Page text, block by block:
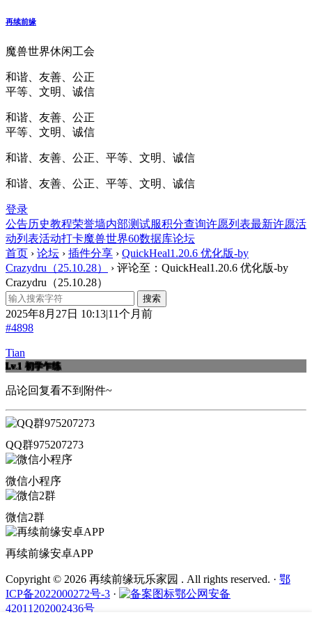
再续前缘
魔兽世界休闲工会
和谐、友善、公正
平等、文明、诚信
和谐、友善、公正
平等、文明、诚信
和谐、友善、公正、平等、文明、诚信
和谐、友善、公正、平等、文明、诚信
登录
公告历史教程荣誉墙内部测试服积分查询许愿列表最新许愿活
动列表活动打卡魔兽世界60数据库论坛
首页 › 论坛 › 插件分享 › QuickHeal1.20.6 优化版-by
Crazydru（25.10.28）
› 评论至：QuickHeal1.20.6 优化版-by
Crazydru（25.10.28）
2025年8月27日 10:13|11个月前
#4898
Tian
Lv.1 初学乍练
品论回复看不到附件~
QQ群975207273
微信小程序
微信2群
再续前缘安卓APP
Copyright © 2026 再续前缘玩乐家园 . All rights reserved. · 鄂
ICP备2022000272号-3 ·
鄂公网安备
42011202002436号